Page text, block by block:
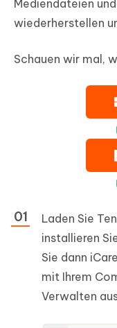
Mediendateien
wiederherstellen
Schauen wir mal,
Laden Sie
installieren
Sie dann
mit Ihrem
Verwalten